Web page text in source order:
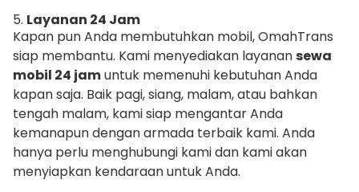
5. Layanan 24 Jam
Kapan pun Anda membutuhkan mobil, OmahTrans
siap membantu. Kami menyediakan layanansewa
mobil 24 jamuntuk memenuhi kebutuhan Anda
kapan saja. Baik pagi, siang, malam, atau bahkan
tengah malam, kami siap mengantar Anda
kemanapun dengan armada terbaik kami. Anda
hanya perlu menghubungi kami dan kami akan
menyiapkan kendaraan untuk Anda.